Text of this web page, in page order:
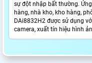
sự đột nhập bất thường.
hàng, nhà kho, kho hàng,
DAi8832H2 được sử dụng
camera, xuất tín hiệu hình